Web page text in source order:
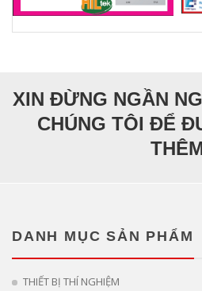
XIN ĐỪNG NGẦN
CHÚNG TÔI ĐỂ
DANH MỤC SẢN PHẨM
THIẾT BỊ THÍ NGHIỆM